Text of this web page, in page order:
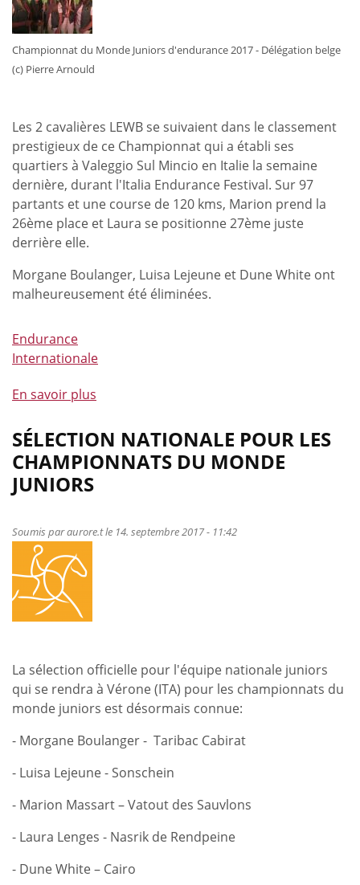
Championnat du Monde Juniors d'endurance 2017 - Délégation belge
(c) Pierre Arnould
Les 2 cavalières LEWB se suivaient dans le classement
prestigieux de ce Championnat qui a établi ses
quartiers à Valeggio Sul Mincio en Italie la semaine
dernière, durant l'Italia Endurance Festival. Sur 97
partants et une course de 120 kms, Marion prend la
26ème place et Laura se positionne 27ème juste
derrière elle.
Morgane Boulanger, Luisa Lejeune et Dune White ont
malheureusement été éliminées.
Endurance
Internationale
En savoir plus
de
Marion
Massart
Lenges
Monde
des
jeunes
d'endurance
SÉLECTION NATIONALE POUR LES
CHAMPIONNATS DU MONDE
JUNIORS
Soumis paraurore.tle 14. septembre 2017 - 11:42
La sélection officielle pour l'équipe nationale juniors
qui se rendra à Vérone (ITA) pour les championnats du
monde juniors est désormais connue:
- Morgane Boulanger - Taribac Cabirat
- Luisa Lejeune - Sonschein
- Marion Massart – Vatout des Sauvlons
- Laura Lenges - Nasrik de Rendpeine
- Dune White – Cairo